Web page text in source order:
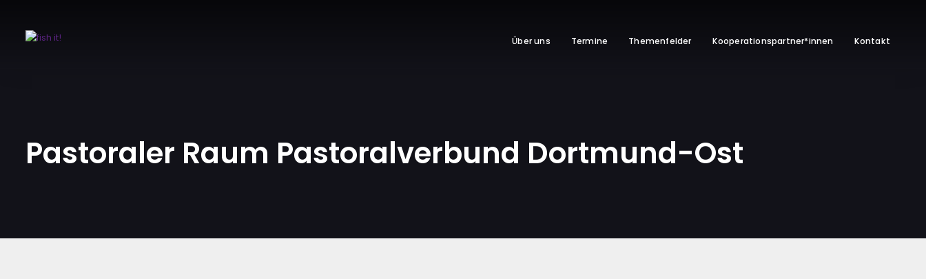
Über uns Termine Themenfelder Kooperationspartner*innen Kontakt
Pastoraler Raum Pastoralverbund Dortmund-Ost